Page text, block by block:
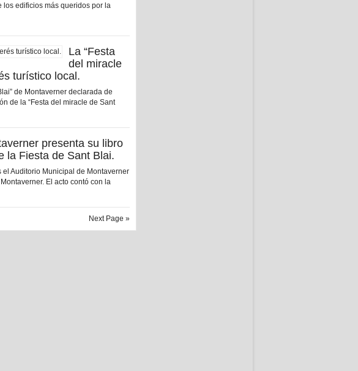
edificios más queridos por la
La “Festa
del miracle
turístico local.
de Montaverner declarada de
de la “Festa del miracle de Sant
presenta su libro
la Fiesta de Sant Blai.
el Auditorio Municipal de Montaverner
El acto contó con la
Next Page »